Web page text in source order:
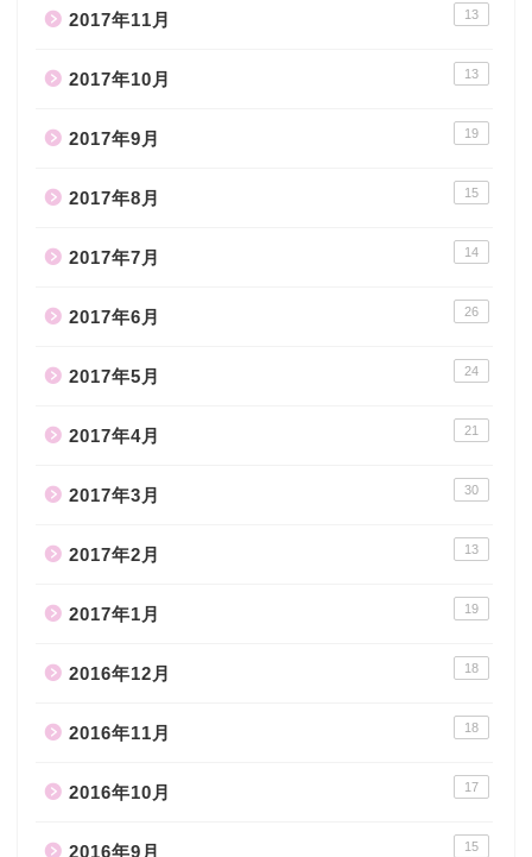
2017年11月 13
2017年10月 13
2017年9月 19
2017年8月 15
2017年7月 14
2017年6月 26
2017年5月 24
2017年4月 21
2017年3月 30
2017年2月 13
2017年1月 19
2016年12月 18
2016年11月 18
2016年10月 17
2016年9月 15